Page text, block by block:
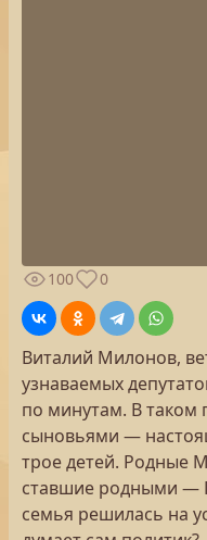
100
0
Виталий Милонов,
узнаваемых
по минутам. В таком
сыновьями —
трое детей. Родные
ставшие родными —
семья решилась на